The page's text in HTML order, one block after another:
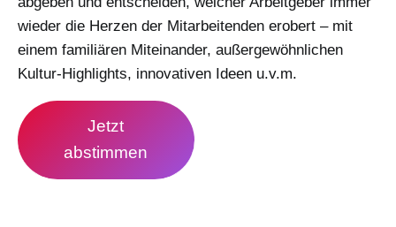
wieder die Herzen der Mitarbeitenden erobert – mit
einem familiären Miteinander, außergewöhnlichen
Kultur-Highlights, innovativen Ideen u.v.m.
Jetzt
abstimmen